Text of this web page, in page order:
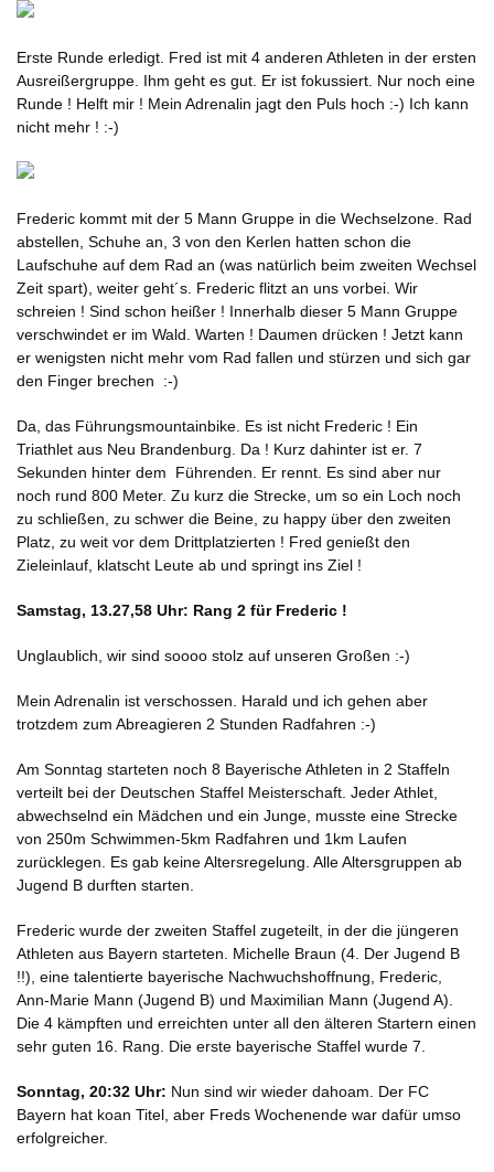
Erste Runde erledigt. Fred ist mit 4 anderen Athleten in der ersten
Ausreißergruppe. Ihm geht es gut. Er ist fokussiert. Nur noch eine
Runde ! Helft mir ! Mein Adrenalin jagt den Puls hoch :-) Ich kann
nicht mehr ! :-)
Frederic kommt mit der 5 Mann Gruppe in die Wechselzone. Rad
abstellen, Schuhe an, 3 von den Kerlen hatten schon die
Laufschuhe auf dem Rad an (was natürlich beim zweiten Wechsel
Zeit spart), weiter geht´s. Frederic flitzt an uns vorbei. Wir
schreien ! Sind schon heißer ! Innerhalb dieser 5 Mann Gruppe
verschwindet er im Wald. Warten ! Daumen drücken ! Jetzt kann
er wenigsten nicht mehr vom Rad fallen und stürzen und sich gar
den Finger brechen :-)
Da, das Führungsmountainbike. Es ist nicht Frederic ! Ein
Triathlet aus Neu Brandenburg. Da ! Kurz dahinter ist er. 7
Sekunden hinter dem Führenden. Er rennt. Es sind aber nur
noch rund 800 Meter. Zu kurz die Strecke, um so ein Loch noch
zu schließen, zu schwer die Beine, zu happy über den zweiten
Platz, zu weit vor dem Drittplatzierten ! Fred genießt den
Zieleinlauf, klatscht Leute ab und springt ins Ziel !
Samstag, 13.27,58 Uhr: Rang 2 für Frederic !
Unglaublich, wir sind soooo stolz auf unseren Großen :-)
Mein Adrenalin ist verschossen. Harald und ich gehen aber
trotzdem zum Abreagieren 2 Stunden Radfahren :-)
Am Sonntag starteten noch 8 Bayerische Athleten in 2 Staffeln
verteilt bei der Deutschen Staffel Meisterschaft. Jeder Athlet,
abwechselnd ein Mädchen und ein Junge, musste eine Strecke
von 250m Schwimmen-5km Radfahren und 1km Laufen
zurücklegen. Es gab keine Altersregelung. Alle Altersgruppen ab
Jugend B durften starten.
Frederic wurde der zweiten Staffel zugeteilt, in der die jüngeren
Athleten aus Bayern starteten. Michelle Braun (4. Der Jugend B
!!), eine talentierte bayerische Nachwuchshoffnung, Frederic,
Ann-Marie Mann (Jugend B) und Maximilian Mann (Jugend A).
Die 4 kämpften und erreichten unter all den älteren Startern einen
sehr guten 16. Rang. Die erste bayerische Staffel wurde 7.
Sonntag, 20:32 Uhr: Nun sind wir wieder dahoam. Der FC
Bayern hat koan Titel, aber Freds Wochenende war dafür umso
erfolgreicher.